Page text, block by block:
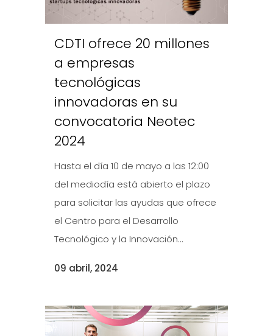
CDTI ofrece 20 millones
a empresas
tecnológicas
innovadoras en su
convocatoria Neotec
2024
Hasta el día 10 de mayo a las 12:00
del mediodía está abierto el plazo
para solicitar las ayudas que ofrece
el Centro para el Desarrollo
Tecnológico y la Innovación...
09 abril, 2024